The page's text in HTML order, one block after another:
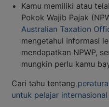
Kamu memiliki atau
Pokok Wajib Pajak
Australian Taxation
mengetahui informasi
mendapatkan NPWP,
mungkin perlu kamu
Cari tahu tentang
untuk pelajar